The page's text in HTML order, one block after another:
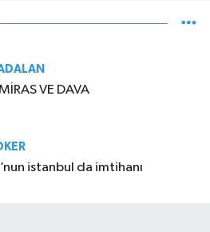
VE DAVA
istanbul da imtihanı